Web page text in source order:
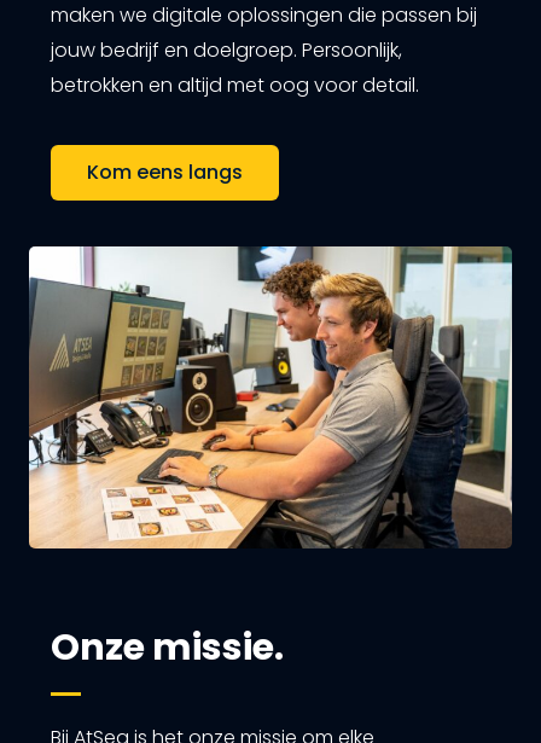
maken we digitale oplossingen die passen bij
jouw bedrijf en doelgroep. Persoonlijk,
betrokken en altijd met oog voor detail.
Kom eens langs
Onze missie.
Bij AtSea is het onze missie om elke